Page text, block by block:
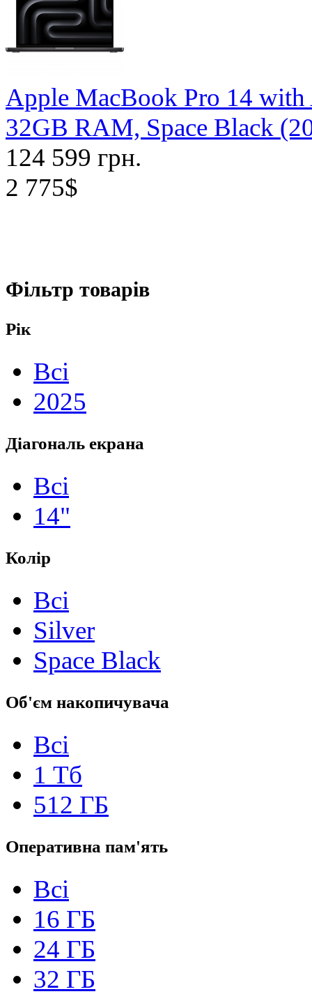
Apple MacBook Pro 14
32GB RAM, Space Black
124 599 грн.
2 775$
Фільтр товарів
Рік
Всі
2025
Діагональ екрана
Всі
14"
Колір
Всі
Silver
Space Black
Об'єм накопичувача
Всі
1 Тб
512 ГБ
Оперативна пам'ять
Всі
16 ГБ
24 ГБ
32 ГБ